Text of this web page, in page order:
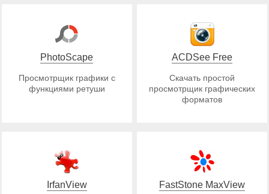
PhotoScape
Просмотрщик графики с
функциями ретуши
ACDSee Free
Скачать простой
просмотрщик графических
форматов
IrfanView FastStone MaxView